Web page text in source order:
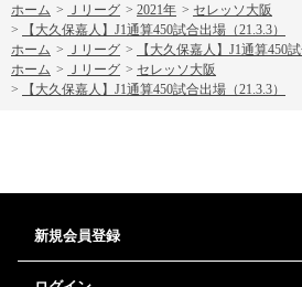
ホーム > Ｊリーグ > 2021年 > セレッソ大阪
>
【大久保嘉人】J1通算450試合出場（21.3.3）
ホーム > Ｊリーグ >
【大久保嘉人】J1通算450
ホーム > Ｊリーグ > セレッソ大阪
>
【大久保嘉人】J1通算450試合出場（21.3.3）
新規会員登録